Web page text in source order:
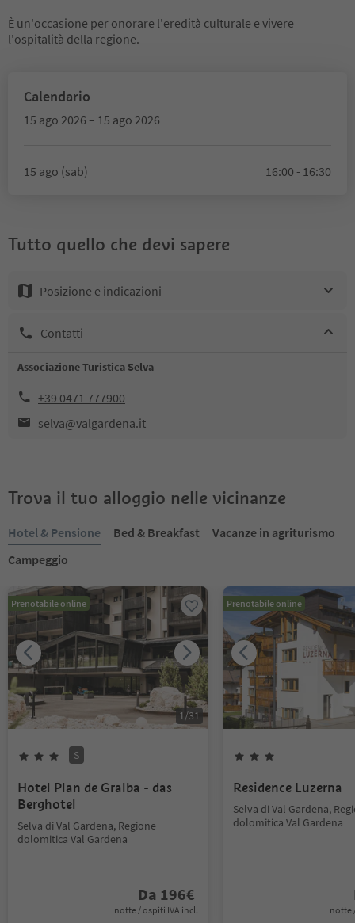
È un'occasione per onorare l'eredità culturale e vivere
l'ospitalità della regione.
Calendario
15 ago 2026 – 15 ago 2026
15 ago (sab) 16:00 - 16:30
Tutto quello che devi sapere
Posizione e indicazioni
Contatti
Associazione Turistica Selva
+39 0471 777900
selva@valgardena.it
Trova il tuo alloggio nelle vicinanze
Hotel & Pensione Bed & Breakfast
Vacanze in agriturismo
Campeggio
Prenotabile online
1/31
S
Hotel Plan de Gralba - das
Berghotel
Selva di Val Gardena, Regione
dolomitica Val Gardena
Da 196€
notte / ospiti IVA incl.
Prenotabile online
Residence Luzerna
Selva di Val Gardena,
dolomitica Val Gardena
notte